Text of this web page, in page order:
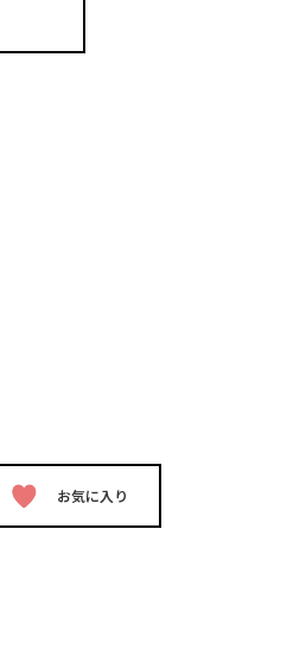
お気に入り